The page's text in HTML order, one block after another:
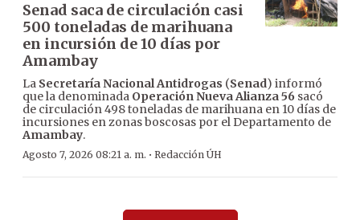
Senad saca de circulación casi
500 toneladas de marihuana
en incursión de 10 días por
Amambay
La Secretaría Nacional Antidrogas (Senad) informó
que la denominada Operación Nueva Alianza 56 sacó
de circulación 498 toneladas de marihuana en 10 días de
incursiones en zonas boscosas por el Departamento de
Amambay.
Agosto 7, 2026 08:21 a. m. · Redacción ÚH